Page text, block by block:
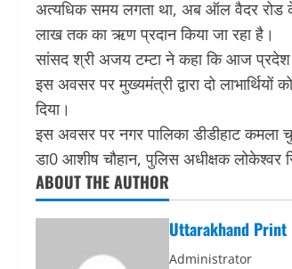
अत्यधिक समय लगता था, अब ऑल वैदर रोड
लाख तक का ऋण प्रदान किया जा रहा है।
सांसद श्री अजय टम्टा ने कहा कि आज प्रदेश
इस अवसर पर मुख्यमंत्री द्वारा दो
दिया।
इस अवसर पर नगर पालिका डीडीहाट कमला
डा0 आशीष चौहान, पुलिस अधीक्षक लोकेश्वर
ABOUT THE AUTHOR
Uttarakhand Print
Administrator